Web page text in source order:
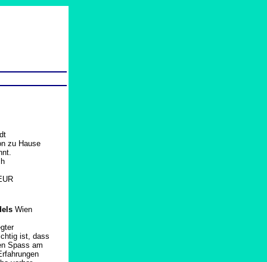
zu Hause
Wien
ist, dass
Spass am